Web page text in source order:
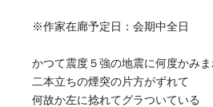
※作家在廊予定日：会期中全日
かつて震度５強の地震に何度かみ
二本立ちの煙突の片方がずれて
何故か左に捻れてグラついている